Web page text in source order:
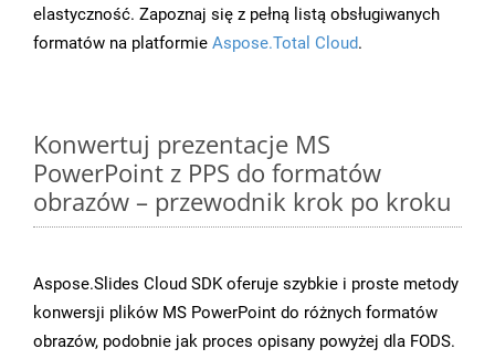
elastyczność. Zapoznaj się z pełną listą obsługiwanych
formatów na platformie Aspose.Total Cloud.
Konwertuj prezentacje MS
PowerPoint z PPS do formatów
obrazów – przewodnik krok po kroku
Aspose.Slides Cloud SDK oferuje szybkie i proste metody
konwersji plików MS PowerPoint do różnych formatów
obrazów, podobnie jak proces opisany powyżej dla FODS.